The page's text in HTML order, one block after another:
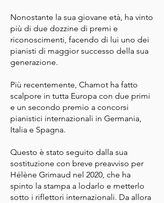
Nonostante la sua giovane età, ha vinto
più di due dozzine di premi e
riconoscimenti, facendo di lui uno dei
pianisti di maggior successo della sua
generazione.
Più recentemente, Chamot ha fatto
scalpore in tutta Europa con due primi
e un secondo premio a concorsi
pianistici internazionali in Germania,
Italia e Spagna.
Questo è stato seguito dalla sua
sostituzione con breve preavviso per
Hélène Grimaud nel 2020, che ha
spinto la stampa a lodarlo e metterlo
sotto i riflettori internazionali. Da allora